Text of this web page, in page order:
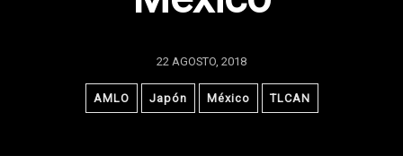
22 AGOSTO, 2018
AMLO Japón México TLCAN